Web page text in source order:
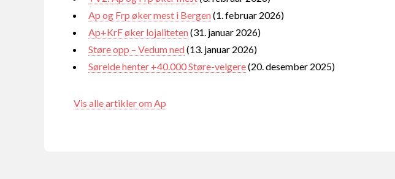
Ap og Frp øker mest i Bergen(1. februar 2026)
Ap+KrF øker lojaliteten(31. januar 2026)
Støre opp – Vedum ned(13. januar 2026)
Søreide henter +40.000 Støre-velgere(20. desember 2025)
Vis alle artikler om Ap